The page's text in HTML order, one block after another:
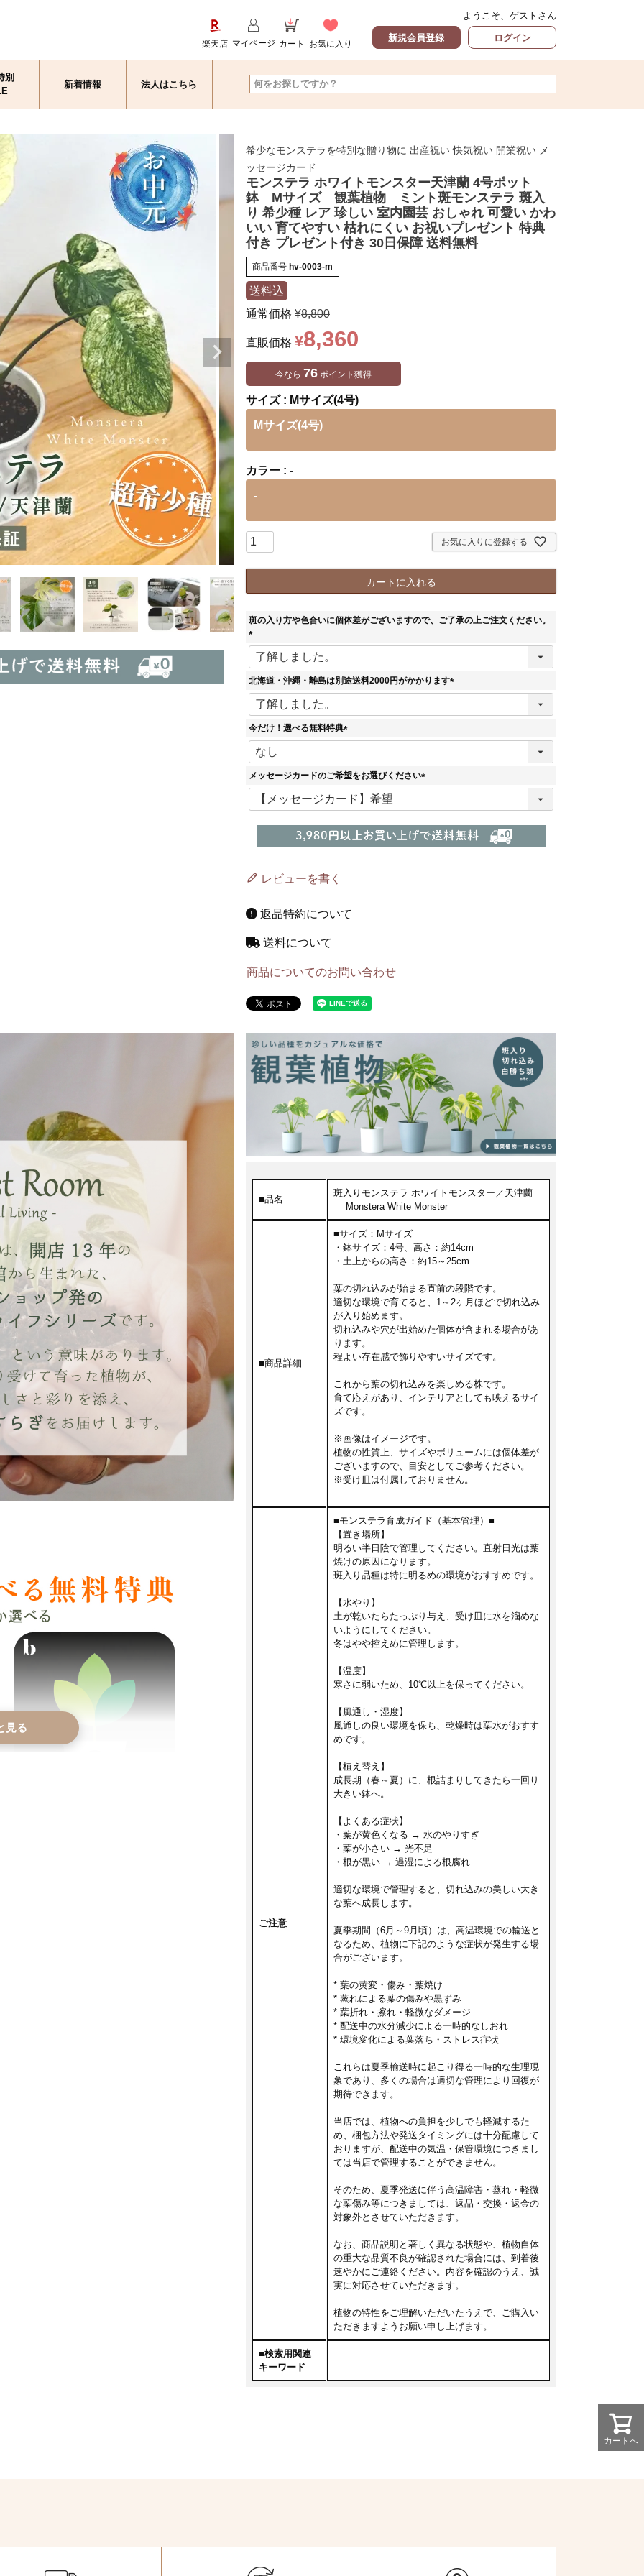
楽天店 マイページ カート お気に入り
ようこそ、ゲストさん
新規会員登録 ログイン
別
新着情報 法人はこちら
検索
希少なモンステラを特別な贈り物に 出産祝い 快気祝い 開業祝い メ
ッセージカード
モンステラ ホワイトモンスター天津蘭 4号ポット
鉢 Mサイズ 観葉植物 ミント斑モンステラ 斑入
り 希少種 レア 珍しい 室内園芸 おしゃれ 可愛い かわ
いい 育てやすい 枯れにくい お祝いプレゼント 特典
付き プレゼント付き 30日保障 送料無料
商品番号 hv-0003-m
送料込
通常価格 ¥8,800
直販価格 ¥8,360
今なら 76 ポイント獲得
サイズ Mサイズ(4号)
Mサイズ(4号)
カラー -
-
お気に入りに登録する
カートに入れる
斑の入り方や色合いに個体差がございますので、ご了承の上ご注文ください。
(
須
)
北海道・沖縄・離島は別途送料2000円がかかります
(
今だけ！選べる無料特典
(
須
メッセージカードのご希望をお選びください
(
)
レビューを書く
返品特約について
送料について
商品についてのお問い合わせ
カートへ
見る
■品名
斑入りモンステラ ホワイトモンスター／天津蘭
Monstera White Monster
■商品詳細
■サイズ：Mサイズ
・鉢サイズ：4号、高さ：約14cm
・土上からの高さ：約15～25cm
葉の切れ込みが始まる直前の段階です。
適切な環境で育てると、1～2ヶ月ほどで切れ込み
が入り始めます。
切れ込みや穴が出始めた個体が含まれる場合があ
ります。
程よい存在感で飾りやすいサイズです。
これから葉の切れ込みを楽しめる株です。
育て応えがあり、インテリアとしても映えるサイ
ズです。
※画像はイメージです。
植物の性質上、サイズやボリュームには個体差が
ございますので、目安としてご参考ください。
※受け皿は付属しておりません。
ご注意
■モンステラ育成ガイド（基本管理）■
【置き場所】
明るい半日陰で管理してください。直射日光は葉
焼けの原因になります。
斑入り品種は特に明るめの環境がおすすめです。
【水やり】
土が乾いたらたっぷり与え、受け皿に水を溜めな
いようにしてください。
冬はやや控えめに管理します。
【温度】
寒さに弱いため、10℃以上を保ってください。
【風通し・湿度】
風通しの良い環境を保ち、乾燥時は葉水がおすす
めです。
【植え替え】
成長期（春～夏）に、根詰まりしてきたら一回り
大きい鉢へ。
【よくある症状】
・葉が黄色くなる → 水のやりすぎ
・葉が小さい → 光不足
・根が黒い → 過湿による根腐れ
適切な環境で管理すると、切れ込みの美しい大き
な葉へ成長します。
夏季期間（6月～9月頃）は、高温環境での輸送と
なるため、植物に下記のような症状が発生する場
合がございます。
* 葉の黄変・傷み・葉焼け
* 蒸れによる葉の傷みや黒ずみ
* 葉折れ・擦れ・軽微なダメージ
* 配送中の水分減少による一時的なしおれ
* 環境変化による葉落ち・ストレス症状
これらは夏季輸送時に起こり得る一時的な生理現
象であり、多くの場合は適切な管理により回復が
期待できます。
当店では、植物への負担を少しでも軽減するた
め、梱包方法や発送タイミングには十分配慮して
おりますが、配送中の気温・保管環境につきまし
ては当店で管理することができません。
そのため、夏季発送に伴う高温障害・蒸れ・軽微
な葉傷み等につきましては、返品・交換・返金の
対象外とさせていただきます。
なお、商品説明と著しく異なる状態や、植物自体
の重大な品質不良が確認された場合には、到着後
速やかにご連絡ください。内容を確認のうえ、誠
実に対応させていただきます。
植物の特性をご理解いただいたうえで、ご購入い
ただきますようお願い申し上げます。
■検索用関連
キーワード